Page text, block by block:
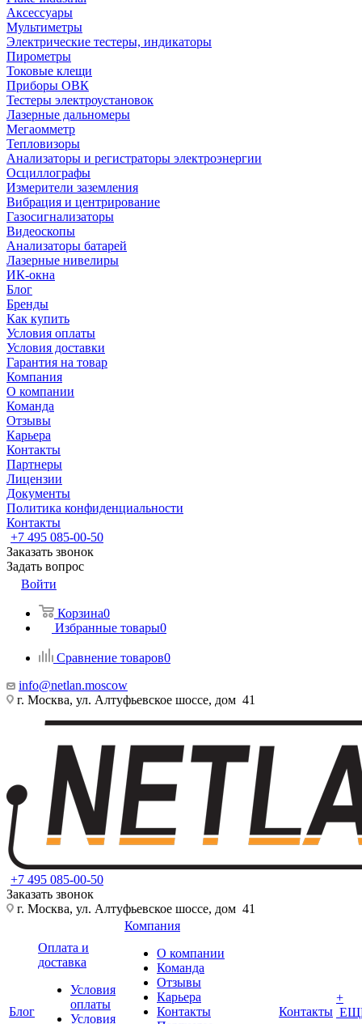
Аксессуары
Мультиметры
Электрические тестеры, индикаторы
Пирометры
Токовые клещи
Приборы ОВК
Тестеры электроустановок
Лазерные дальномеры
Мегаомметр
Тепловизоры
Анализаторы и регистраторы электроэнергии
Осциллографы
Измерители заземления
Вибрация и центрирование
Газосигнализаторы
Видеоскопы
Анализаторы батарей
Лазерные нивелиры
ИК-окна
Блог
Бренды
Как купить
Условия оплаты
Условия доставки
Гарантия на товар
Компания
О компании
Команда
Отзывы
Карьера
Контакты
Партнеры
Лицензии
Документы
Политика конфиденциальности
Контакты
+7 495 085-00-50
Заказать звонок
Задать вопрос
Войти
Корзина0
Избранные товары0
Сравнение товаров0
info@netlan.moscow
г. Москва, ул. Алтуфьевское шоссе, дом 41
+7 495 085-00-50
Заказать звонок
г. Москва, ул. Алтуфьевское шоссе, дом 41
Блог
Оплата и
доставка
Условия
оплаты
Условия
Компания
О компании
Команда
Отзывы
Карьера
Контакты
Контакты
+